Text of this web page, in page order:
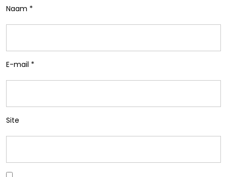
Naam *
E-mail *
Site